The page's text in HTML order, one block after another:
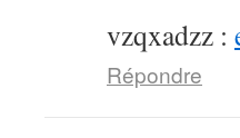
vzqxadzz :
Répondre